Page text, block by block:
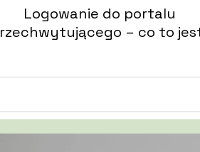
Logowanie do portalu
– co to